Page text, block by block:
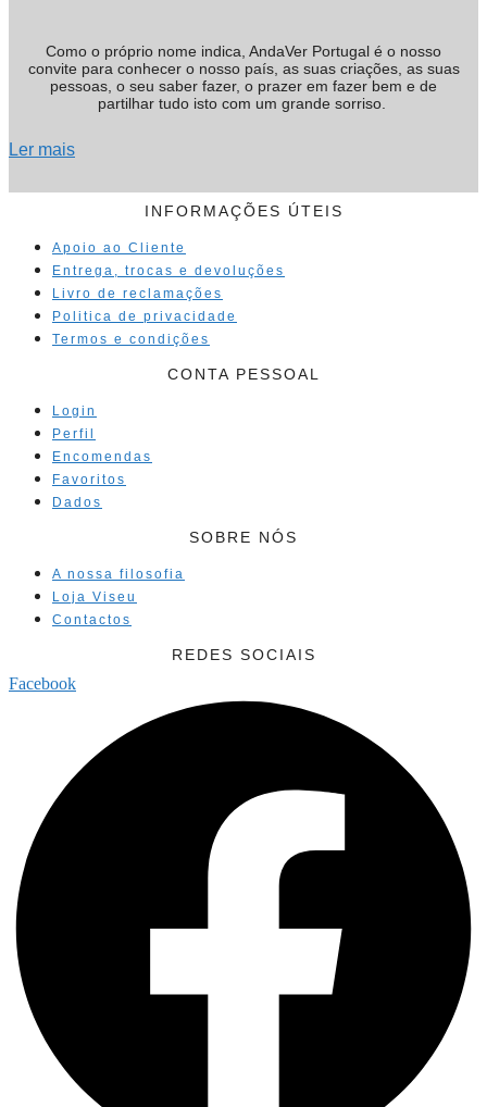
Como o próprio nome indica, AndaVer Portugal é o nosso
convite para conhecer o nosso país, as suas criações, as suas
pessoas, o seu saber fazer, o prazer em fazer bem e de
partilhar tudo isto com um grande sorriso.
Ler mais
INFORMAÇÕES ÚTEIS
Apoio ao Cliente
Entrega, trocas e devoluções
Livro de reclamações
Politica de privacidade
Termos e condições
CONTA PESSOAL
Login
Perfil
Encomendas
Favoritos
Dados
SOBRE NÓS
A nossa filosofia
Loja Viseu
Contactos
REDES SOCIAIS
Facebook